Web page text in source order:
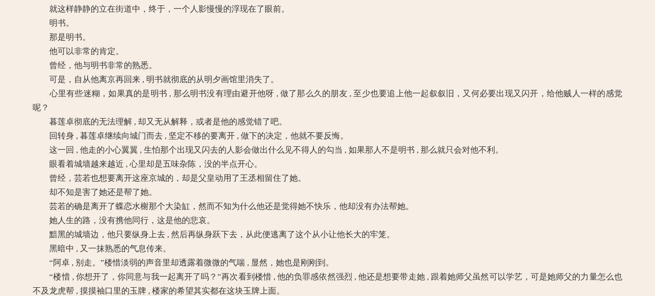
就这样静静的立在街道中，终于，一个人影慢慢的浮现在了眼前。
明书。
那是明书。
他可以非常的肯定。
曾经，他与明书非常的熟悉。
可是，自从他离京再回来 , 明书就彻底的从明夕画馆里消失了。
心里有些迷糊，如果真的是明书 , 那么明书没有理由避开他呀 , 做了那么久的朋友 , 至少也要追上他一起叙叙旧，又何必要出现又闪开，给他贼人一样的感觉
呢？
暮莲卓彻底的无法理解 , 却又无从解释，或者是他的感觉错了吧。
回转身 , 暮莲卓继续向城门而去 , 坚定不移的要离开 , 做下的决定，他就不要反悔。
这一回 , 他走的小心翼翼 , 生怕那个出现又闪去的人影会做出什么见不得人的勾当 , 如果那人不是明书 , 那么就只会对他不利。
眼看着城墙越来越近 , 心里却是五味杂陈，没的半点开心。
曾经，芸若也想要离开这座京城的，却是父皇动用了王丞相留住了她。
却不知是害了她还是帮了她。
芸若的确是离开了蝶恋水榭那个大染缸，然而不知为什么他还是觉得她不快乐，他却没有办法帮她。
她人生的路，没有携他同行，这是他的悲哀。
黯黑的城墙边，他只要纵身上去 , 然后再纵身跃下去，从此便逃离了这个从小让他长大的牢笼。
黑暗中 , 又一抹熟悉的气息传来。
“阿卓 , 别走。”楼惜淡弱的声音里却透露着微微的气喘 , 显然，她也是刚刚到。
“楼惜 , 你想开了，你同意与我一起离开了吗？”再次看到楼惜 , 他的负罪感依然强烈 , 他还是想要带走她 , 跟着她师父虽然可以学艺，可是她师父的力量怎么也
不及龙虎帮 , 摸摸袖口里的玉牌 , 楼家的希望其实都在这块玉牌上面。